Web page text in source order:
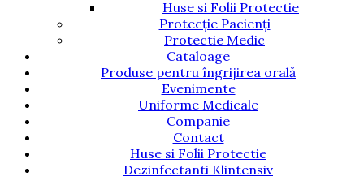
Huse si Folii Protectie
Protecție Pacienți
Protectie Medic
Cataloage
Produse pentru îngrijirea orală
Evenimente
Uniforme Medicale
Companie
Contact
Huse si Folii Protectie
Dezinfectanti Klintensiv